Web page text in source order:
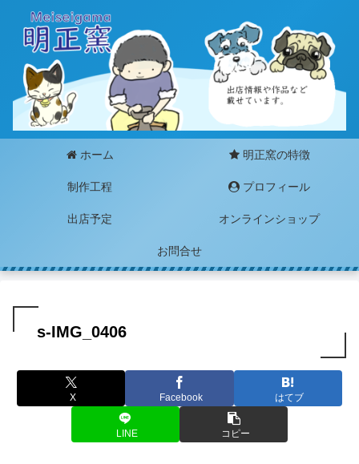
ホーム 明正窯の特徴
制作工程 プロフィール
出店予定 オンラインショップ
お問合せ
s-IMG_0406
X Facebook はてブ
LINE コピー